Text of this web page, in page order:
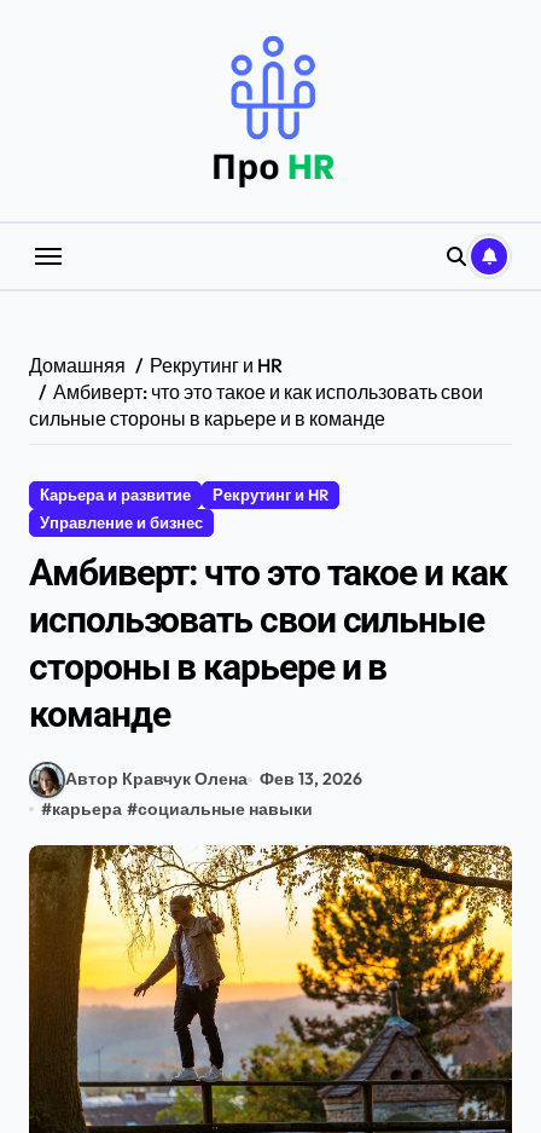
Домашняя
Рекрутинг и HR
Амбиверт: что это такое и как использовать свои
сильные стороны в карьере и в команде
Карьера и развитие
Рекрутинг и HR
Управление и бизнес
Амбиверт: что это такое и как
использовать свои сильные
стороны в карьере и в
команде
Автор Кравчук Олена Фев 13, 2026
#карьера #социальные навыки